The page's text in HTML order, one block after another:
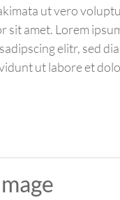
ut vero
sit amet. Lorem
elitr, sed
ut labore et
NEWS ARTICLE 3